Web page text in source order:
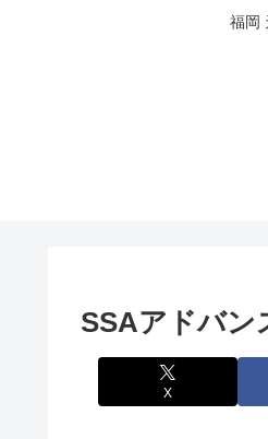
福岡
SSAアドバン
X